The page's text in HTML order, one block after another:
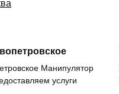
Манипулятор
услуги